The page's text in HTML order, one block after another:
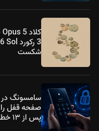
شکست
صفحه قفل
پس از ۱۳ خطا